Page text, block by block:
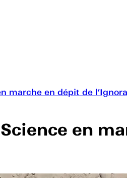
marche en dépit de
en